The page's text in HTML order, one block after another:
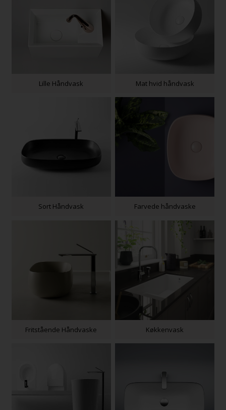
Lille Håndvask Mat hvid håndvask
Sort Håndvask Farvede håndvaske
Fritstående Håndvaske Køkkenvask